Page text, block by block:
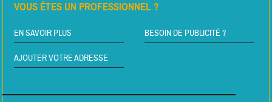
VOUS ÊTES UN PROFESSIONNEL ?
EN SAVOIR PLUS BESOIN DE PUBLICITÉ ?
AJOUTER VOTRE ADRESSE